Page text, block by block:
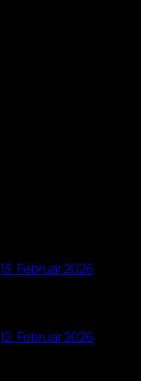
13. Februar 2026
12. Februar 2026